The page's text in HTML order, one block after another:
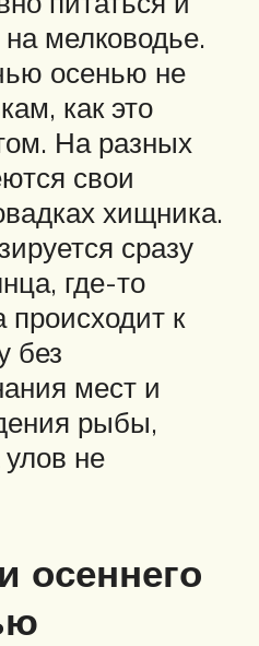
мелководье.
осенью не
как это
На разных
свои
хищника.
сразу
где-то
происходит к
без
мест и
рыбы,
не
осеннего